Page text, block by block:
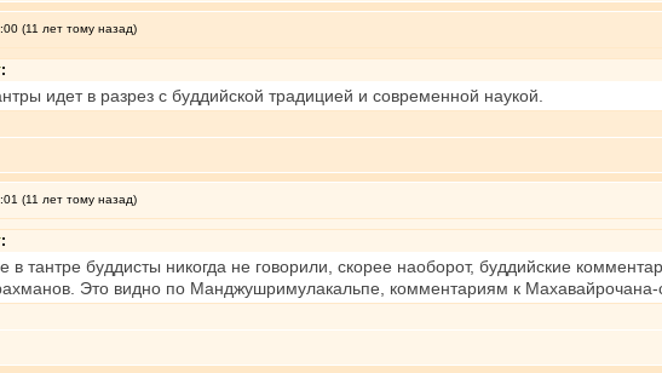
(11 лет тому назад)
:
идет в разрез с буддийской традицией и современной наукой.
(11 лет тому назад)
:
в тантре буддисты никогда не говорили, скорее наоборот, буддийские
Это видно по Манджушримулакальпе, комментариям к Махавайрочана-